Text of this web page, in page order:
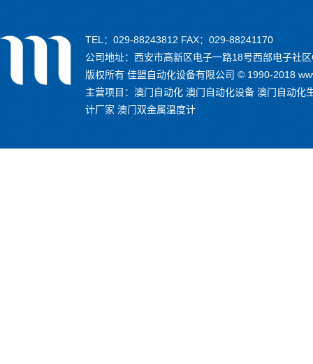
TEL：029-88243812 FAX：029-88241170
公司地址：西安市高新区电子一路18号西部电子社
版权所有 佳盟自动化设备有限公司 © 1990-2018
主营项目： 澳门自动化 澳门自动化设备 澳门自动化
计厂家 澳门双金属温度计